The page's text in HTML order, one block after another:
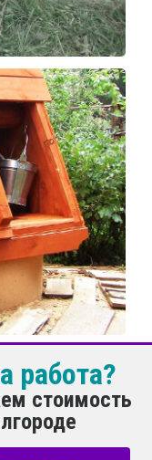
работа?
стоимость